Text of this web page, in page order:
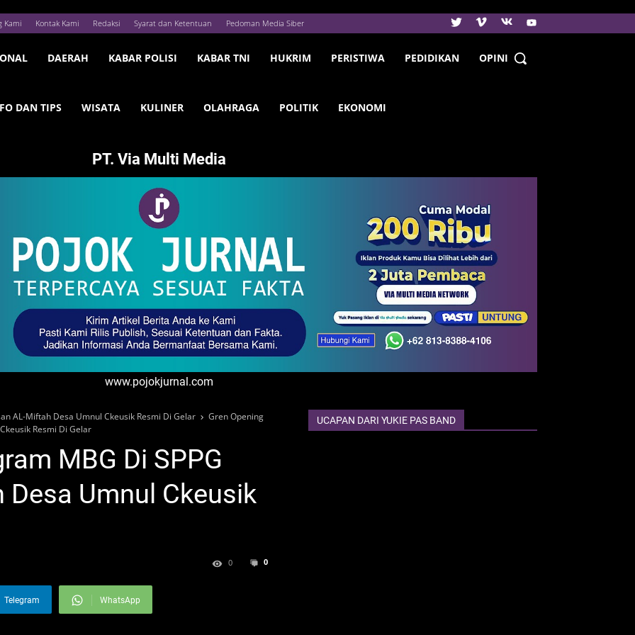
Kami Kontak Kami Redaksi Syarat dan Ketentuan Pedoman Media Siber
DAERAH KABAR POLISI KABAR TNI HUKRIM PERISTIWA PEDIDIKAN OPINI
DAN TIPS WISATA KULINER OLAHRAGA POLITIK EKONOMI
PT. Via Multi Media
www.pojokjurnal.com
AL-Miftah Desa Umnul Ckeusik Resmi Di Gelar
Gren Opening
Resmi Di Gelar
MBG Di SPPG
Umnul Ckeusik
0
0
Telegram WhatsApp
UCAPAN DARI YUKIE PAS BAND